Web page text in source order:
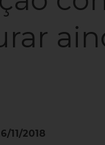
11/2018